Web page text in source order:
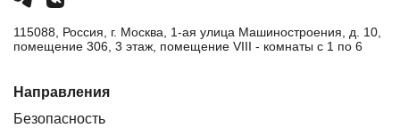
115088, Россия, г. Москва, 1-ая улица Машиностроения, д. 10,
помещение 306, 3 этаж, помещение VIII - комнаты с 1 по 6
Направления
Безопасность